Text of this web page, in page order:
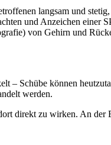
langsam und
und Anzeichen einer
von Gehirn und
– Schübe können
werden.
direkt zu wirken. An